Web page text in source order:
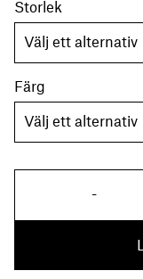
Storlek
Färg
-